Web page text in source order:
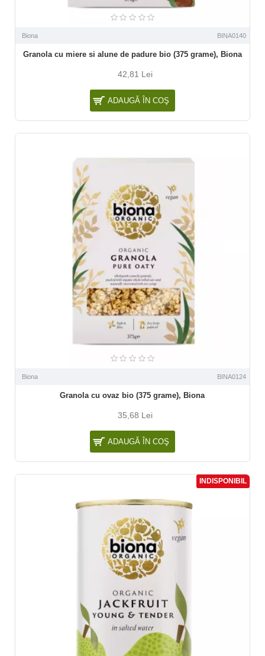
Biona BINA0140
Granola cu miere si alune de padure bio (375 grame), Biona
42,81 Lei
ADAUGĂ ÎN COŞ
Biona BINA0124
Granola cu ovaz bio (375 grame), Biona
35,68 Lei
ADAUGĂ ÎN COŞ
INDISPONIBIL